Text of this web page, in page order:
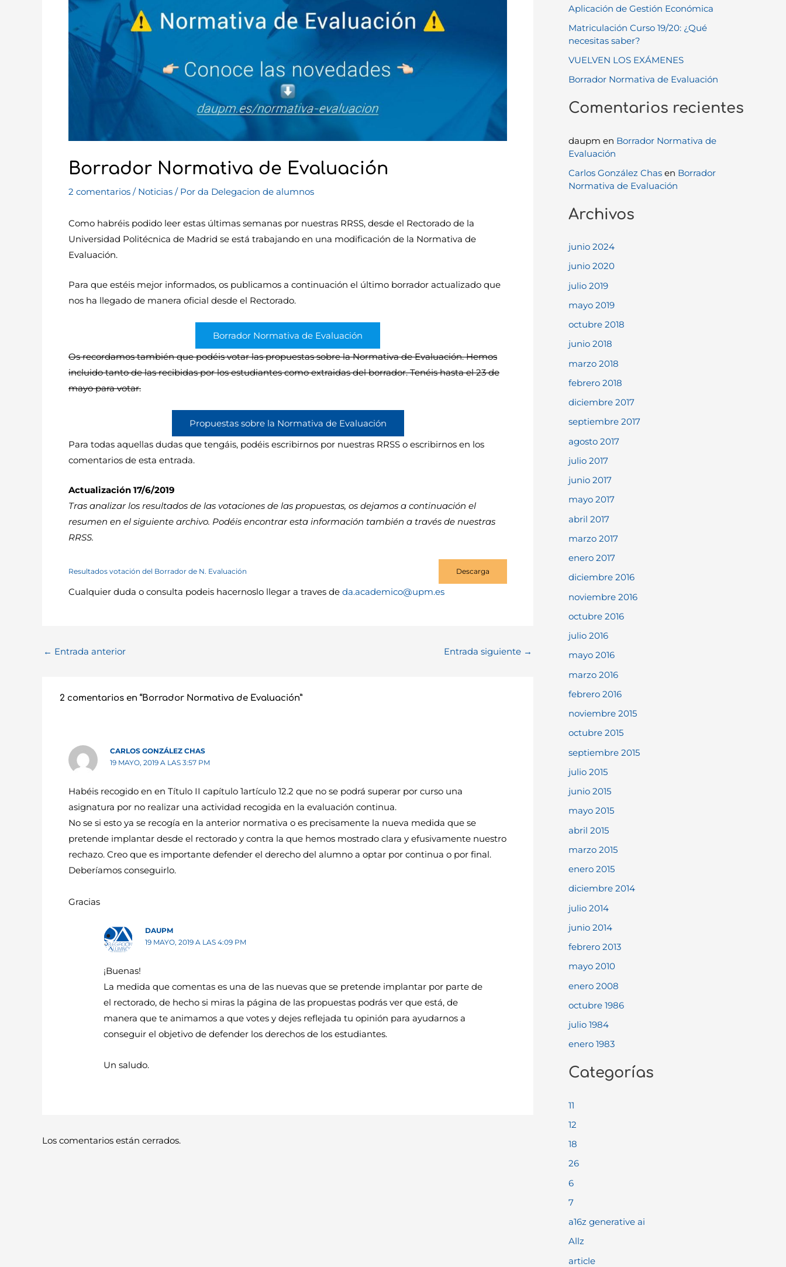
Borrador Normativa de Evaluación
2 comentarios / Noticias / Por da Delegacion de alumnos
Como habréis podido leer estas últimas semanas por nuestras RRSS, desde el Rectorado de la
Universidad Politécnica de Madrid se está trabajando en una modificación de la Normativa de
Evaluación.
Para que estéis mejor informados, os publicamos a continuación el último borrador actualizado que
nos ha llegado de manera oficial desde el Rectorado.
Borrador Normativa de Evaluación
Os recordamos también que podéis votar las propuestas sobre la Normativa de Evaluación. Hemos
incluido tanto de las recibidas por los estudiantes como extraidas del borrador. Tenéis hasta el 23 de
mayo para votar.
Propuestas sobre la Normativa de Evaluación
Para todas aquellas dudas que tengáis, podéis escribirnos por nuestras RRSS o escribirnos en los
comentarios de esta entrada.
Actualización 17/6/2019
Tras analizar los resultados de las votaciones de las propuestas, os dejamos a continuación el
resumen en el siguiente archivo. Podéis encontrar esta información también a través de nuestras
RRSS.
Resultados votación del Borrador de N. Evaluación Descarga
Cualquier duda o consulta podeis hacernoslo llegar a traves de da.academico@upm.es
← Entrada anterior Entrada siguiente →
2 comentarios en “Borrador Normativa de Evaluación”
CARLOS GONZÁLEZ CHAS
19 MAYO, 2019 A LAS 3:57 PM
Habéis recogido en en Título II capítulo 1artículo 12.2 que no se podrá superar por curso una
asignatura por no realizar una actividad recogida en la evaluación continua.
No se si esto ya se recogía en la anterior normativa o es precisamente la nueva medida que se
pretende implantar desde el rectorado y contra la que hemos mostrado clara y efusivamente nuestro
rechazo. Creo que es importante defender el derecho del alumno a optar por continua o por final.
Deberíamos conseguirlo.
Gracias
DAUPM
19 MAYO, 2019 A LAS 4:09 PM
¡Buenas!
La medida que comentas es una de las nuevas que se pretende implantar por parte de
el rectorado, de hecho si miras la página de las propuestas podrás ver que está, de
manera que te animamos a que votes y dejes reflejada tu opinión para ayudarnos a
conseguir el objetivo de defender los derechos de los estudiantes.
Un saludo.
Los comentarios están cerrados.
o
Aplicación de Gestión Económica
Matriculación Curso 19/20: ¿Qué
necesitas saber?
VUELVEN LOS EXÁMENES
Borrador Normativa de Evaluación
Comentarios recientes
daupm en Borrador Normativa de
Evaluación
Carlos González Chas en Borrador
Normativa de Evaluación
Archivos
junio 2024
junio 2020
julio 2019
mayo 2019
octubre 2018
junio 2018
marzo 2018
febrero 2018
diciembre 2017
septiembre 2017
agosto 2017
julio 2017
junio 2017
mayo 2017
abril 2017
marzo 2017
enero 2017
diciembre 2016
noviembre 2016
octubre 2016
julio 2016
mayo 2016
marzo 2016
febrero 2016
noviembre 2015
octubre 2015
septiembre 2015
julio 2015
junio 2015
mayo 2015
abril 2015
marzo 2015
enero 2015
diciembre 2014
julio 2014
junio 2014
febrero 2013
mayo 2010
enero 2008
octubre 1986
julio 1984
enero 1983
Categorías
11
12
18
26
6
7
a16z generative ai
Allz
article